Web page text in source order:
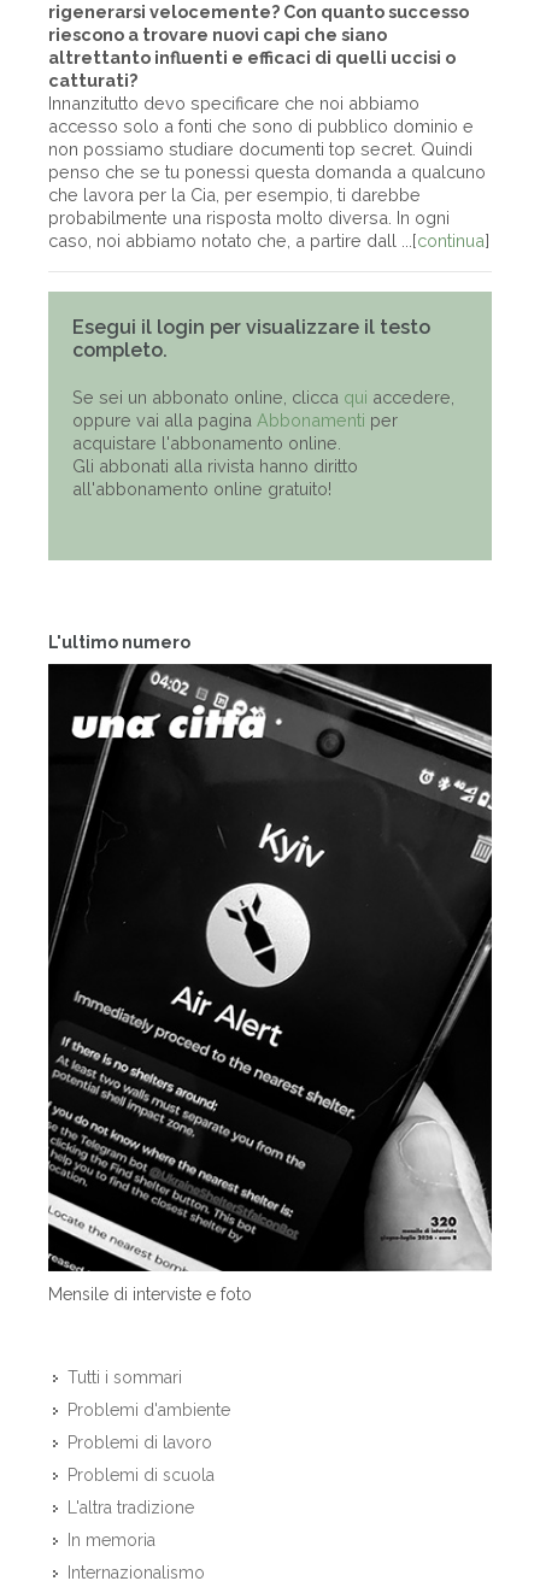
L'ultimo numero
Mensile di interviste e foto
Tutti i sommari
Problemi d'ambiente
Problemi di lavoro
Problemi di scuola
L'altra tradizione
In memoria
Internazionalismo
rigenerarsi velocemente? Con quanto successo
riescono a trovare nuovi capi che siano
altrettanto influenti e efficaci di quelli uccisi o
catturati?
Innanzitutto devo specificare che noi abbiamo
accesso solo a fonti che sono di pubblico dominio e
non possiamo studiare documenti top secret. Quindi
penso che se tu ponessi questa domanda a qualcuno
che lavora per la Cia, per esempio, ti darebbe
probabilmente una risposta molto diversa. In ogni
caso, noi abbiamo notato che, a partire dall ...[continua]
Esegui il login per visualizzare il testo
completo.
Se sei un abbonato online, clicca qui accedere,
oppure vai alla pagina Abbonamenti per
acquistare l'abbonamento online.
Gli abbonati alla rivista hanno diritto
all'abbonamento online gratuito!